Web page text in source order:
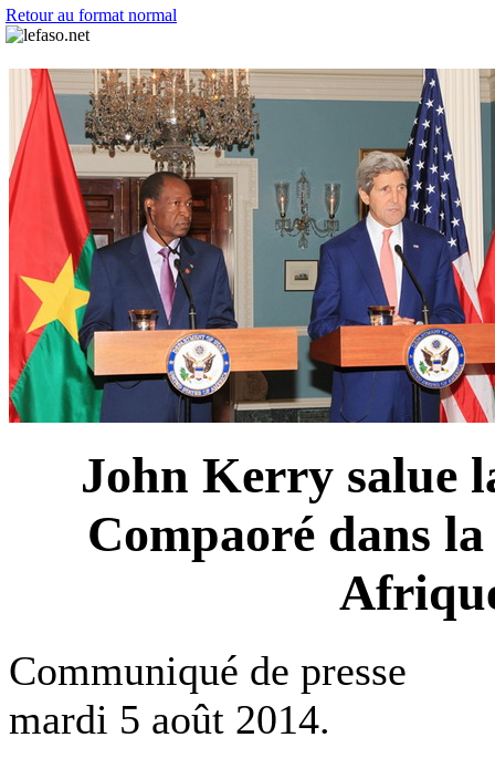
Retour au format normal
John Kerry salue
Compaoré dans
Communiqué de presse
mardi 5 août 2014.